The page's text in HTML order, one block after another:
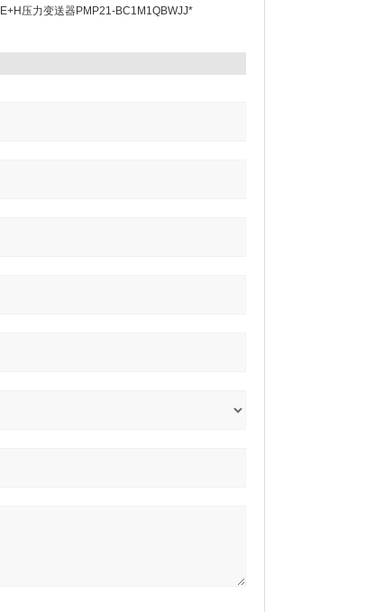
购
E+H压力变送器PMP21-BC1M1QBWJJ*